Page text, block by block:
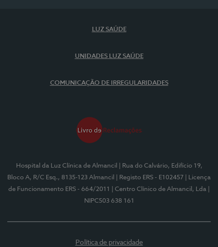
LUZ SAÚDE
UNIDADES LUZ SAÚDE
COMUNICAÇÃO DE IRREGULARIDADES
Hospital da Luz Clínica de Almancil
| Rua do Calvário, Edifício 19,
Bloco A, R/C Esq., 8135-123 Almancil
| Registo ERS - E102457
| Licença
de Funcionamento ERS - 664/2011
| Centro Clínico de Almancil, Lda
NIPC503 638 161
Política de privacidade